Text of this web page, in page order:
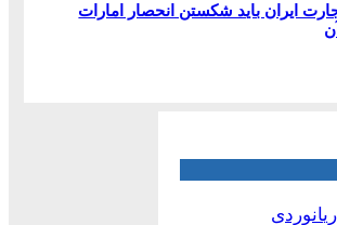
ایران باید شکستن انحصار امارات